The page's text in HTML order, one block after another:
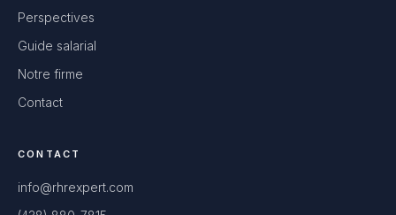
Perspectives
Guide salarial
Notre firme
Contact
CONTACT
info@rhrexpert.com